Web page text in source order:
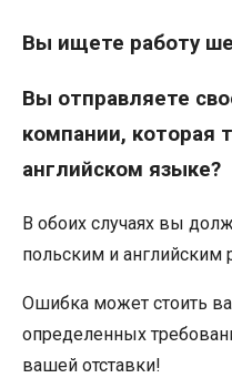
Вы ищете работу
Вы отправляете
компании, которая
английском языке?
В обоих случаях вы
польским и английским
Ошибка может стоить
определенных
вашей отставки!